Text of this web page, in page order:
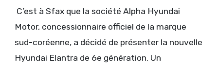
C’est à Sfax que la société Alpha Hyundai
Motor, concessionnaire officiel de la marque
sud-coréenne, a décidé de présenter la nouvelle
Hyundai Elantra de 6e génération. Un